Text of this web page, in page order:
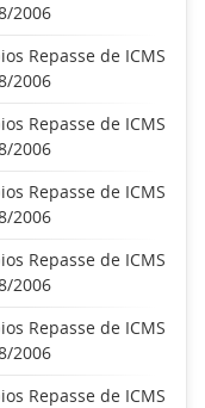
2006
Repasse de ICMS
2006
Repasse de ICMS
2006
Repasse de ICMS
2006
Repasse de ICMS
2006
Repasse de ICMS
2006
Repasse de ICMS